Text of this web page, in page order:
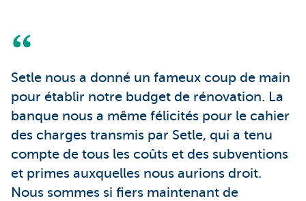
Setle nous a donné un fameux coup de main
pour établir notre budget de rénovation. La
banque nous a même félicités pour le cahier
des charges transmis par Setle, qui a tenu
compte de tous les coûts et des subventions
et primes auxquelles nous aurions droit.
Nous sommes si fiers maintenant de